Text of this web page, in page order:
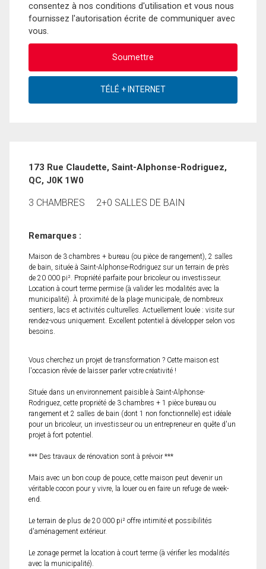
consentez à nos conditions d'utilisation et vous nous
fournissez l'autorisation écrite de communiquer avec
vous.
173 Rue Claudette, Saint-Alphonse-Rodriguez,
QC, J0K 1W0
3 CHAMBRES 2+0 SALLES DE BAIN
Remarques :
Maison de 3 chambres + bureau (ou pièce de rangement), 2 salles
de bain, située à Saint-Alphonse-Rodriguez sur un terrain de près
de 20 000 pi². Propriété parfaite pour bricoleur ou investisseur.
Location à court terme permise (à valider les modalités avec la
municipalité). À proximité de la plage municipale, de nombreux
sentiers, lacs et activités culturelles. Actuellement louée : visite sur
rendez-vous uniquement. Excellent potentiel à développer selon vos
besoins.
Vous cherchez un projet de transformation ? Cette maison est
l'occasion rêvée de laisser parler votre créativité !
Située dans un environnement paisible à Saint-Alphonse-
Rodriguez, cette propriété de 3 chambres + 1 pièce bureau ou
rangement et 2 salles de bain (dont 1 non fonctionnelle) est idéale
pour un bricoleur, un investisseur ou un entrepreneur en quête d'un
projet à fort potentiel.
*** Des travaux de rénovation sont à prévoir ***
Mais avec un bon coup de pouce, cette maison peut devenir un
véritable cocon pour y vivre, la louer ou en faire un refuge de week-
end.
Le terrain de plus de 20 000 pi² offre intimité et possibilités
d'aménagement extérieur.
Le zonage permet la location à court terme (à vérifier les modalités
avec la municipalité).